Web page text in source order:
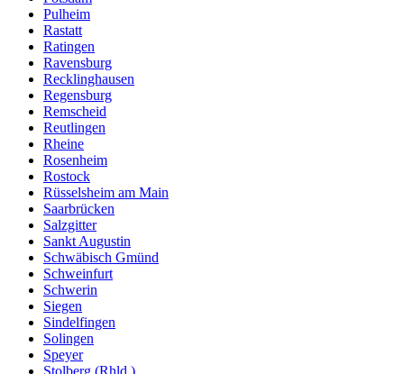
Pulheim
Rastatt
Ratingen
Ravensburg
Recklinghausen
Regensburg
Remscheid
Reutlingen
Rheine
Rosenheim
Rostock
Rüsselsheim am Main
Saarbrücken
Salzgitter
Sankt Augustin
Schwäbisch Gmünd
Schweinfurt
Schwerin
Siegen
Sindelfingen
Solingen
Speyer
Stolberg (Rhld.)